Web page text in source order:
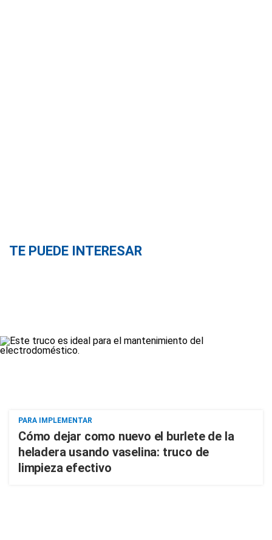
TE PUEDE INTERESAR
PARA IMPLEMENTAR
Cómo dejar como nuevo el burlete de la
heladera usando vaselina: truco de
limpieza efectivo